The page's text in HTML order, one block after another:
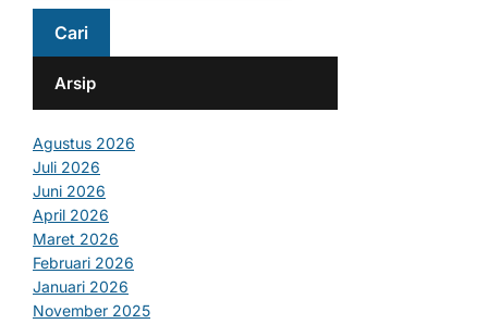
Arsip
Agustus 2026
Juli 2026
Juni 2026
April 2026
Maret 2026
Februari 2026
Januari 2026
November 2025